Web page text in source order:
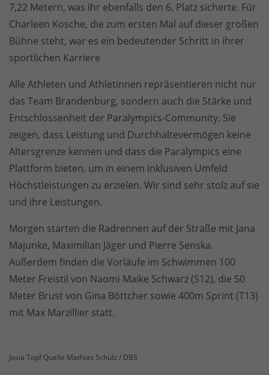
7,22 Metern, was ihr ebenfalls den 6. Platz sicherte. Für
Charleen Kosche, die zum ersten Mal auf dieser großen
Bühne steht, war es ein bedeutender Schritt in ihrer
sportlichen Karriere
Alle Athleten und Athletinnen repräsentieren nicht nur
das Team Brandenburg, sondern auch die Stärke und
Entschlossenheit der Paralympics-Community. Sie
zeigen, dass Leistung und Durchhaltevermögen keine
Altersgrenze kennen und dass die Paralympics eine
Plattform bieten, um in einem inklusiven Umfeld
Höchstleistungen zu erzielen. Wir sind sehr stolz auf sie
und ihre Leistungen.
Morgen starten die Radrennen auf der Straße mit Jana
Majunke, Maximilian Jäger und Pierre Senska.
Außerdem finden die Vorläufe im Schwimmen 100
Meter Freistil von Naomi Maike Schwarz (S12), die 50
Meter Brust von Gina Böttcher sowie 400m Sprint (T13)
mit Max Marzillier statt.
Josia Topf Quelle Mathias Schulz / DBS